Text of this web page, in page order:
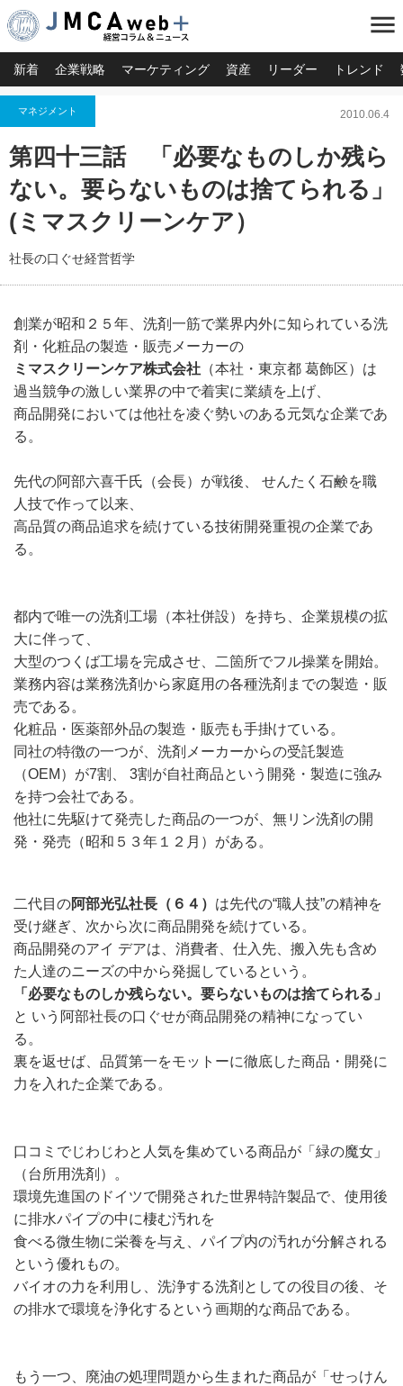
menu
新着 企業戦略 マーケティング 資産 リーダー トレンド
マネジメント 2010.06.4
第四十三話 「必要なものしか残ら
ない。要らないものは捨てられる」
(ミマスクリーンケア）
社長の口ぐせ経営哲学
創業が昭和２５年、洗剤一筋で業界内外に知られている洗
剤・化粧品の製造・販売メーカーの
ミマスクリーンケア株式会社 （本社・東京都 葛飾区）は
過当競争の激しい業界の中で着実に業績を上げ、
商品開発においては他社を凌ぐ勢いのある元気な企業であ
る。
先代の阿部六喜千氏（会長）が戦後、 せんたく石鹸を職
人技で作って以来、
高品質の商品追求を続けている技術開発重視の企業であ
る。
都内で唯一の洗剤工場（本社併設）を持ち、企業規模の拡
大に伴って、
大型のつくば工場を完成させ、二箇所でフル操業を開始。
業務内容は業務洗剤から家庭用の各種洗剤までの製造・販
売である。
化粧品・医薬部外品の製造・販売も手掛けている。
同社の特徴の一つが、洗剤メーカーからの受託製造
（OEM）が7割、 3割が自社商品という開発・製造に強み
を持つ会社である。
他社に先駆けて発売した商品の一つが、無リン洗剤の開
発・発売（昭和５３年１２月）がある。
二代目の阿部光弘社長（６４） は先代の“職人技”の精神を
受け継ぎ、次から次に商品開発を続けている。
商品開発のアイ デアは、消費者、仕入先、搬入先も含め
た人達のニーズの中から発掘しているという。
「必要なものしか残らない。要らないものは捨てられる」
と いう阿部社長の口ぐせが商品開発の精神になってい
る。
裏を返せば、品質第一をモットーに徹底した商品・開発に
力を入れた企業である。
口コミでじわじわと人気を集めている商品が「緑の魔女」
（台所用洗剤）。
環境先進国のドイツで開発された世界特許製品で、使用後
に排水パイプの中に棲む汚れを
食べる微生物に栄養を与え、パイプ内の汚れが分解される
という優れもの。
バイオの力を利用し、洗浄する洗剤としての役目の後、そ
の排水で環境を浄化するという画期的な商品である。
もう一つ、廃油の処理問題から生まれた商品が「せっけん